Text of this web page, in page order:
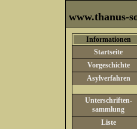
www.thanus-
Informationen
Startseite
Vorgeschichte
Asylverfahren
Unterschriften-
sammlung
Liste